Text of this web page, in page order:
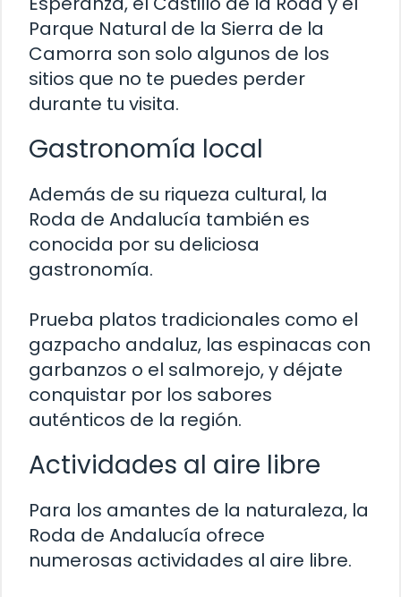
Parque Natural de la Sierra de la
Camorra son solo algunos de los
sitios que no te puedes perder
durante tu visita.
Gastronomía local
Además de su riqueza cultural, la
Roda de Andalucía también es
conocida por su deliciosa
gastronomía.
Prueba platos tradicionales como el
gazpacho andaluz, las espinacas con
garbanzos o el salmorejo, y déjate
conquistar por los sabores
auténticos de la región.
Actividades al aire libre
Para los amantes de la naturaleza, la
Roda de Andalucía ofrece
numerosas actividades al aire libre.